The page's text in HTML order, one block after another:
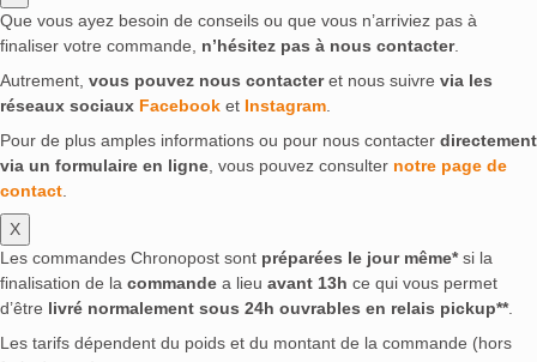
Que vous ayez besoin de conseils ou que vous n’arriviez pas à
finaliser votre commande, n’hésitez pas à nous contacter.
Autrement, vous pouvez nous contacteret nous suivre via les
réseaux sociaux Facebook et Instagram
Pour de plus amples informations ou pour nous contacter directement
via un formulaire en ligne , vous pouvez consulter notre page de
contact
X
Les commandes Chronopost sont préparées le jour même*si la
finalisation de la commande a lieu avant 13h ce qui vous permet
d’être livré normalement sous 24h ouvrables en relais pickup**.
Les tarifs dépendent du poids et du montant de la commande (hors